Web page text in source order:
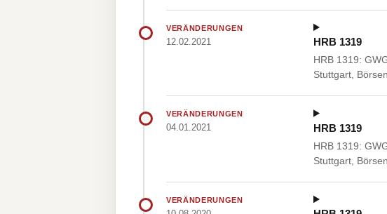
VERÄNDERUNGEN
12.02.2021 HRB 1319
HRB 1319:
Stuttgart,
VERÄNDERUNGEN
04.01.2021 HRB 1319
HRB 1319:
Stuttgart,
VERÄNDERUNGEN